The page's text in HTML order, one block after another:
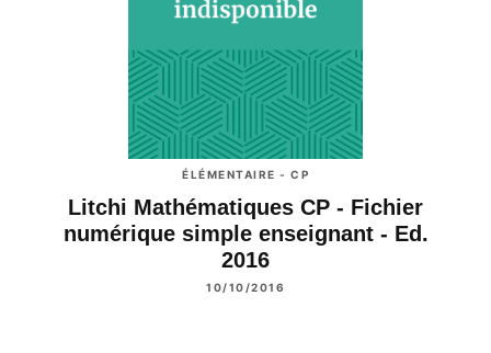
ÉLÉMENTAIRE - CP
Litchi Mathématiques CP - Fichier
numérique simple enseignant - Ed.
2016
10/10/2016